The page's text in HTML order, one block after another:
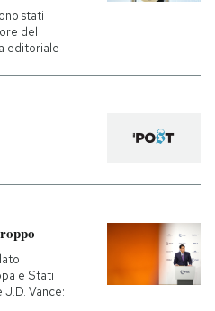
stati
del
editoriale
e Stati
Vance: